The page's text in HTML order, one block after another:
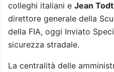
colleghi italiani e Jean Todt
direttore generale della
della FIA, oggi Inviato
sicurezza stradale.
La centralità delle